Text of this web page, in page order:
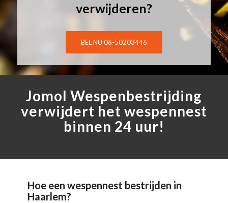
verwijderen?
BEL NU 06-50203446
Jomol Wespenbestrijding
verwijdert het wespennest
binnen 24 uur!
Hoe een wespennest bestrijden in
Haarlem?